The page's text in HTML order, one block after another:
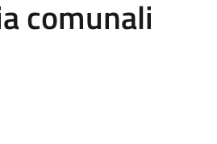
comunali